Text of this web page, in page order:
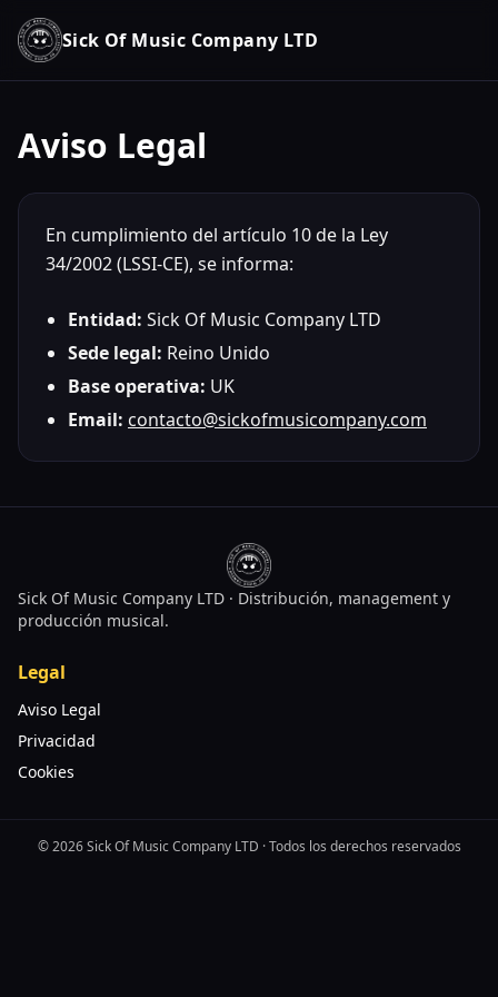
Sick Of Music Company LTD
Aviso Legal
En cumplimiento del artículo 10 de la Ley
34/2002 (LSSI-CE), se informa:
Entidad: Sick Of Music Company LTD
Sede legal: Reino Unido
Base operativa: UK
Email: contacto@sickofmusicompany.com
Sick Of Music Company LTD · Distribución, management y
producción musical.
Legal
Aviso Legal
Privacidad
Cookies
©2026Sick Of Music Company LTD · Todos los derechos reservados